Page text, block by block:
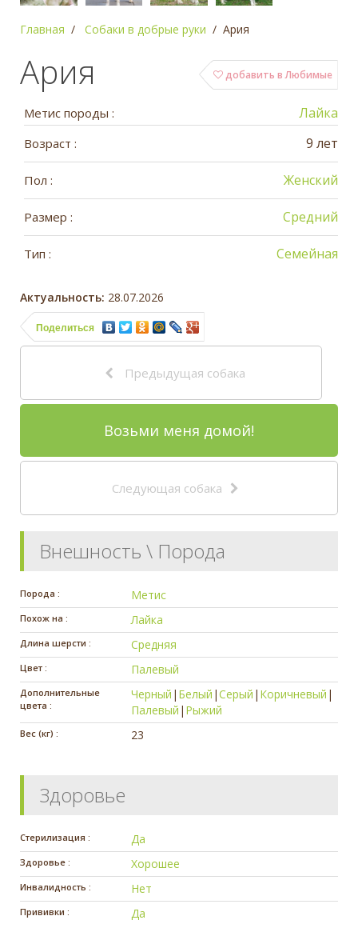
Главная Собаки в добрые руки Ария
добавить в Любимые
Ария
Метис породы : Лайка
Возраст : 9 лет
Пол : Женский
Размер : Средний
Тип : Семейная
Актуальность: 28.07.2026
Поделиться
Предыдущая собака
Возьми меня домой!
Следующая собака
Внешность \ Порода
Порода : Метис
Похож на : Лайка
Длина шерсти : Средняя
Цвет : Палевый
Дополнительные
цвета :
Черный | Белый |Серый | Коричневый |
Палевый | Рыжий
Вес (кг) : 23
Здоровье
Стерилизация : Да
Здоровье : Хорошее
Инвалидность : Нет
Прививки : Да